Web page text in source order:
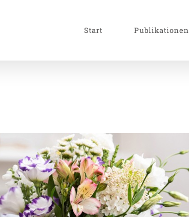
Start Publikationen